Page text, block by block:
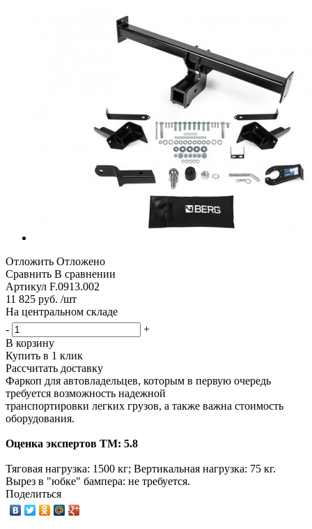
Отложить Отложено
Сравнить В сравнении
Артикул F.0913.002
11 825 руб. /шт
На центральном складе
-
+
В корзину
Купить в 1 клик
Рассчитать доставку
Фаркоп для автовладельцев, которым в первую очередь
требуется возможность надежной
транспортировки легких грузов, а также важна стоимость
оборудования.
Оценка экспертов ТМ: 5.8
Тяговая нагрузка: 1500 кг; Вертикальная нагрузка: 75 кг.
Вырез в "юбке" бампера: не требуется.
Поделиться